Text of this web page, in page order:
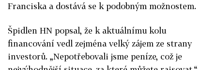
Franciska a dostává se k podobným možnostem.
Špidlen HN popsal, že k aktuálnímu kolu
financování vedl zejména velký zájem ze strany
investorů. „Nepotřebovali jsme peníze, což je